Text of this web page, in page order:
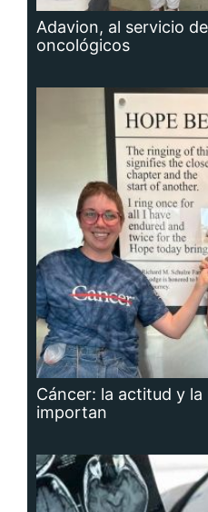
Adavion, al servicio
oncológicos
Cáncer: la actitud y
importan